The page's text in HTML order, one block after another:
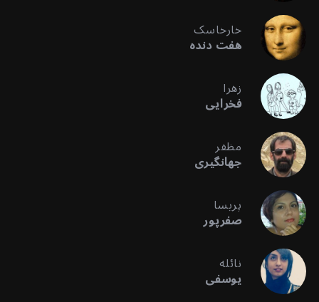
خارخاسک
هفت دنده
زهرا
فخرایی
مظفر
جهانگیری
پریسا
صفرپور
نائله
یوسفی